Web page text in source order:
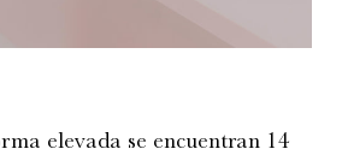
elevada se encuentran 14